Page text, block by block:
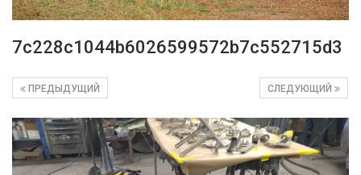
7c228c1044b6026599572b7c552715d3
СЛЕДУЮЩИЙ
ПРЕДЫДУЩИЙ